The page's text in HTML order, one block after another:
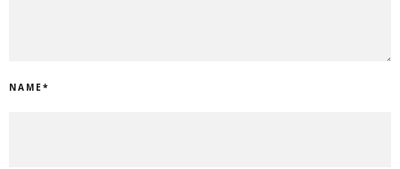
NAME*